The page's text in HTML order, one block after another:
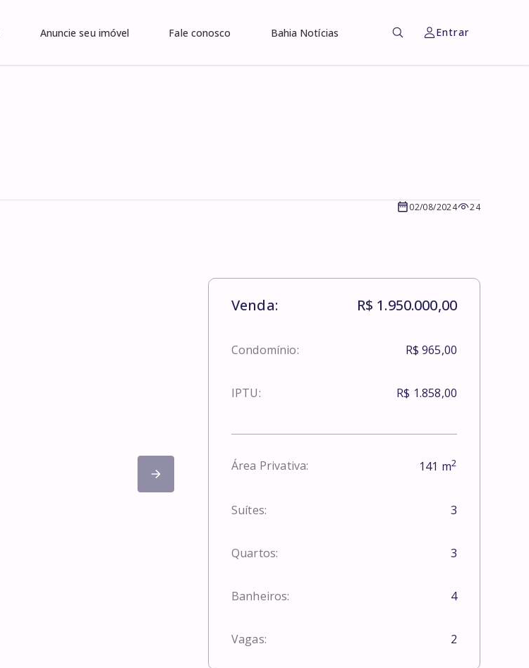
Anuncie seu imóvel Fale conosco Bahia Notícias Entrar
02/08/2024 24
Venda: R$ 1.950.000,00
Condomínio: R$ 965,00
IPTU: R$ 1.858,00
Área Privativa: 141 m2
Suítes: 3
Quartos: 3
Banheiros: 4
Vagas: 2